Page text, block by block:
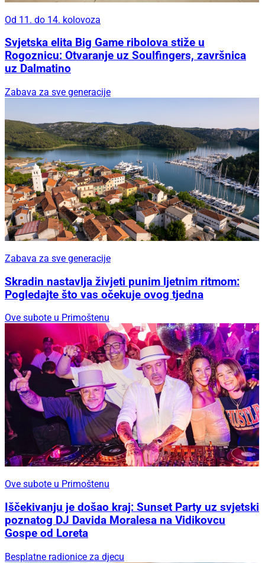
Od 11. do 14. kolovoza
Svjetska elita Big Game ribolova stiže u
Rogoznicu: Otvaranje uz Soulfingers, završnica
uz Dalmatino
Zabava za sve generacije
Zabava za sve generacije
Skradin nastavlja živjeti punim ljetnim ritmom:
Pogledajte što vas očekuje ovog tjedna
Ove subote u Primoštenu
Ove subote u Primoštenu
Iščekivanju je došao kraj: Sunset Party uz svjetski
poznatog DJ Davida Moralesa na Vidikovcu
Gospe od Loreta
Besplatne radionice za djecu